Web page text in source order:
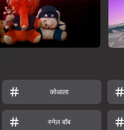
कोआला
स्नेल बॉब